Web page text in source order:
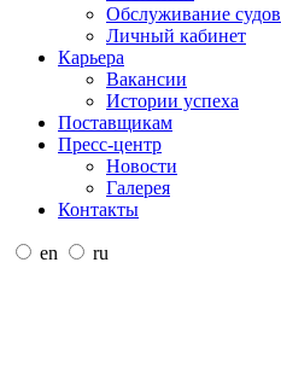
Обслуживание судов
Личный кабинет
Карьера
Вакансии
Истории успеха
Поставщикам
Пресс-центр
Новости
Галерея
Контакты
en ru